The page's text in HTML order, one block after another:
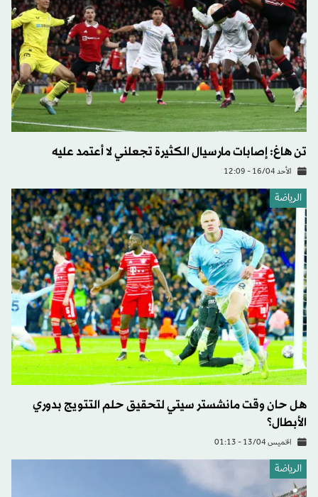
تن هاغ: إصابات مارسيال الكثيرة تجعلني لا أعتمد عليه
الأحد 16/04 - 12:09
الرياضة
هل حان وقت مانشستر سيتي لتحقيق حلم التتويج بدوري
الأبطال؟
الخميس 13/04 - 01:13
الرياضة